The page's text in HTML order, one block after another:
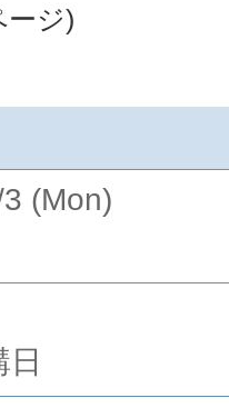
ージ)
(Mon)